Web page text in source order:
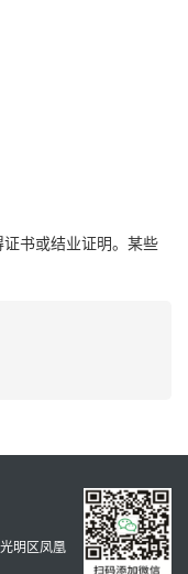
书或结业证明。某些
明区凤凰